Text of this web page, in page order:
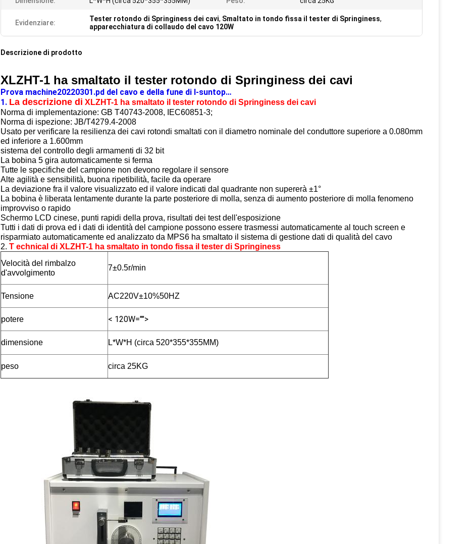
Evidenziare: Tester rotondo di Springiness dei cavi, Smaltato in tondo fissa il tester di Springiness,
apparecchiatura di collaudo del cavo 120W
Descrizione di prodotto
XLZHT-1 ha smaltato il tester rotondo di Springiness dei cavi
Prova machine20220301.pd del cavo e della fune di I-suntop…
1. La descrizione di XLZHT-1 ha smaltato il tester rotondo di Springiness dei cavi
Norma di implementazione: GB T40743-2008, IEC60851-3;
Norma di ispezione: JB/T4279.4-2008
Usato per verificare la resilienza dei cavi rotondi smaltati con il diametro nominale del conduttore superiore a 0.080mm
ed inferiore a 1.600mm
sistema del controllo degli armamenti di 32 bit
La bobina 5 gira automaticamente si ferma
Tutte le specifiche del campione non devono regolare il sensore
Alte agilità e sensibilità, buona ripetibilità, facile da operare
La deviazione fra il valore visualizzato ed il valore indicati dal quadrante non supererà ±1°
La bobina è liberata lentamente durante la parte posteriore di molla, senza di aumento posteriore di molla fenomeno
improvviso o rapido
Schermo LCD cinese, punti rapidi della prova, risultati dei test dell'esposizione
Tutti i dati di prova ed i dati di identità del campione possono essere trasmessi automaticamente al touch screen e
risparmiato automaticamente ed analizzato da MPS6 ha smaltato il sistema di gestione dati di qualità del cavo
2. T echnical di XLZHT-1 ha smaltato in tondo fissa il tester di Springiness
Velocità del rimbalzo
d'avvolgimento
7±0.5r/min
Tensione AC220V±10%50HZ
potere < 120W="">
dimensione L*W*H (circa 520*355*355MM)
peso circa 25KG